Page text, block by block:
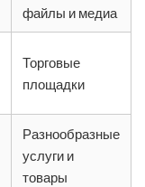
файлы и медиа
Торговые
площадки
Разнообразные
услуги и
товары